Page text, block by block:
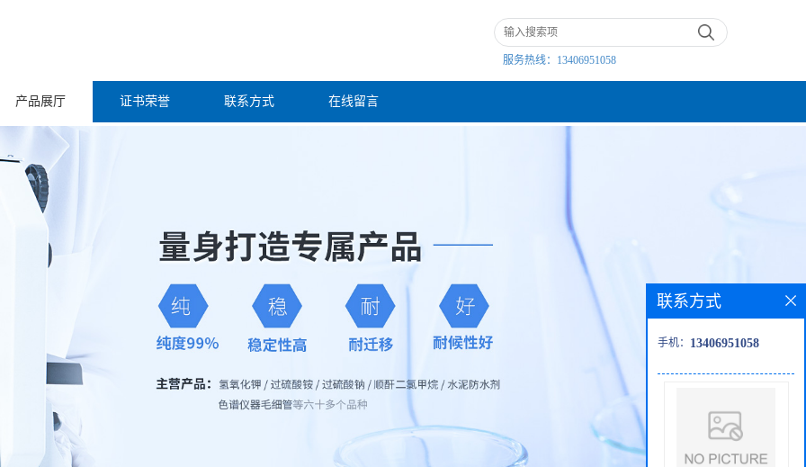
服务热线： 13406951058
产品展厅 证书荣誉 联系方式 在线留言
联系方式
手机： 13406951058